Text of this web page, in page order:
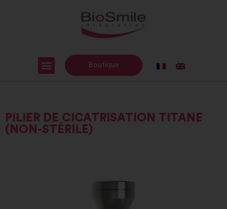
Boutique
PILIER DE CICATRISATION TITANE
(NON-STÉRILE)